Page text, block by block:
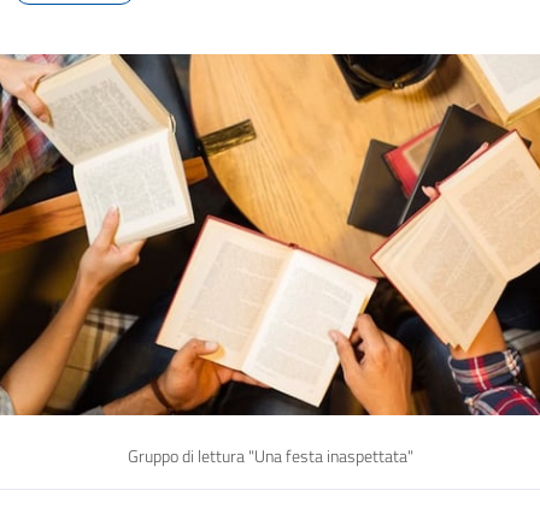
Gruppo di lettura "Una festa inaspettata"